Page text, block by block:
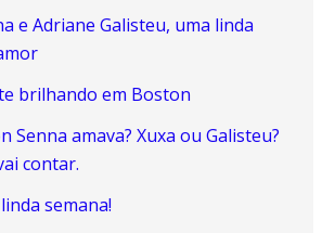
e Adriane Galisteu, uma linda
brilhando em Boston
Senna amava? Xuxa ou Galisteu?
contar.
semana!